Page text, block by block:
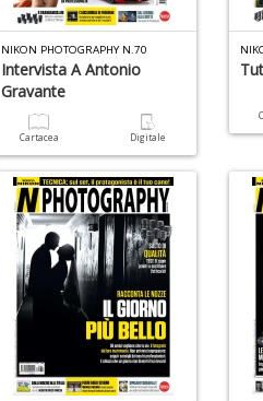
NIKON PHOTOGRAPHY N.70
Intervista A Antonio
Gravante
Cartacea Digitale